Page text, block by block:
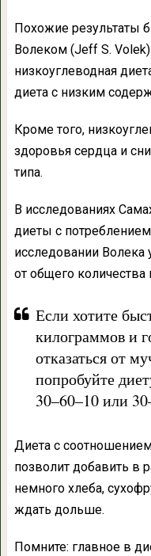
Похожие
Волеком (Jeff S.
низкоуглеводная
диета с низким
Кроме того,
здоровья сердца и
типа.
В исследованиях
диеты с
исследовании Волека
от общего количества
Если хотите
килограммов и
отказаться от
попробуйте
30–60–10 или
Диета с
позволит добавить в
немного хлеба,
ждать дольше.
Помните: главное в